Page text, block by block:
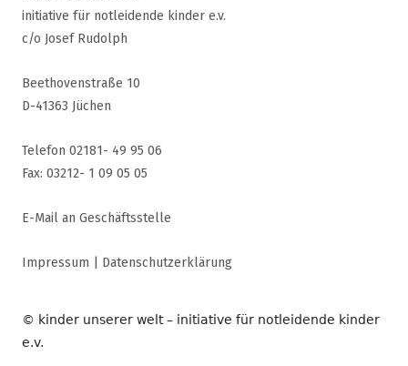
initiative für notleidende kinder e.v.
c/o Josef Rudolph
Beethovenstraße 10
D-41363 Jüchen
Telefon 02181- 49 95 06
Fax: 03212- 1 09 05 05
E-Mail an Geschäftsstelle
Impressum Datenschutzerklärung
© kinder unserer welt – initiative für notleidende kinder
e.v.